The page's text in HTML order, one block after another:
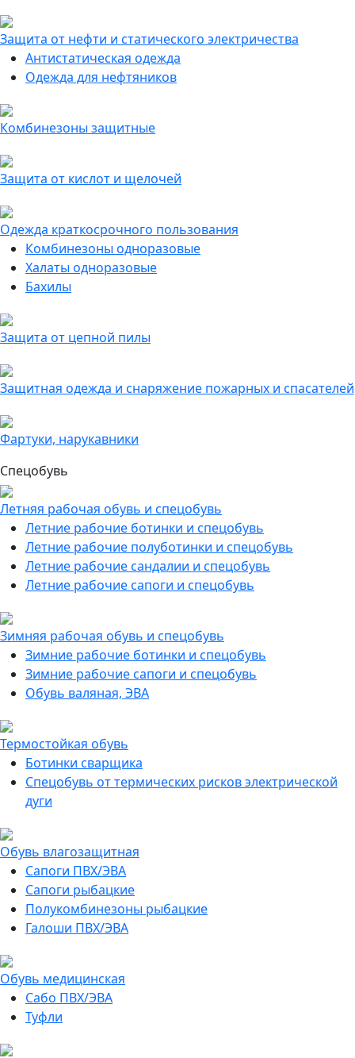
Защита от нефти и статического электричества
Антистатическая одежда
Одежда для нефтяников
Комбинезоны защитные
Защита от кислот и щелочей
Одежда краткосрочного пользования
Комбинезоны одноразовые
Халаты одноразовые
Бахилы
Защита от цепной пилы
Защитная одежда и снаряжение пожарных и спасателей
Фартуки, нарукавники
Спецобувь
Летняя рабочая обувь и спецобувь
Летние рабочие ботинки и спецобувь
Летние рабочие полуботинки и спецобувь
Летние рабочие сандалии и спецобувь
Летние рабочие сапоги и спецобувь
Зимняя рабочая обувь и спецобувь
Зимние рабочие ботинки и спецобувь
Зимние рабочие сапоги и спецобувь
Обувь валяная, ЭВА
Термостойкая обувь
Ботинки сварщика
Спецобувь от термических рисков электрической
дуги
Обувь влагозащитная
Сапоги ПВХ/ЭВА
Сапоги рыбацкие
Полукомбинезоны рыбацкие
Галоши ПВХ/ЭВА
Обувь медицинская
Сабо ПВХ/ЭВА
Туфли